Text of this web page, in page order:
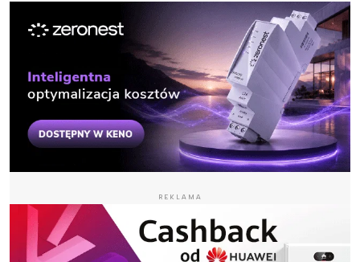
REKLAMA